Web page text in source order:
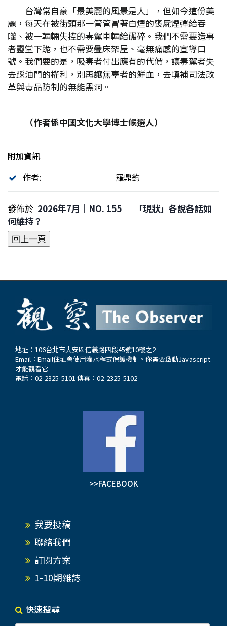
台灣常自豪「最美麗的風景是人」，但如今這份美
麗，每天在被街頭那一管管冒著白煙的喪屍煙彈給吞
噬、被一輛輛失控的毒駕車輛給碾碎。我們不需要造事
者靈堂下跪，也不需要疊床架屋、毫無痛感的宣導口
號。我們要的是，吸毒者付出應有的代價，讓毒駕者失
去踩油門的權利，別再讓無辜者的鮮血，去填補司法改
革與毒品防制的無能黑洞。
（作者係中國文化大學博士候選人）
附加資訊
作者:
羅鼎鈞
發佈於 2026年7月｜NO. 155 │ 「現狀」各說各話如
何維持？
地址：106台北市大安區信義路四段45號10樓之2
Email： Email住址會使用灌水程式保護機制。你需要啟動Javascript
才能觀看它
電話：02-2325-5101 傳真：02-2325-5102
>>FACEBOOK
我要投稿
聯絡我們
訂閱方案
1-10期雜誌
快速搜尋